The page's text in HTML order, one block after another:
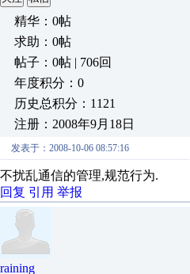
精华：0帖
求助：0帖
帖子：0帖 | 706回
年度积分：0
历史总积分：1121
注册：2008年9月18日
发表于：2008-10-06 08:57:16
不扰乱通信的管理,规范行为.
回复 引用 举报
raining